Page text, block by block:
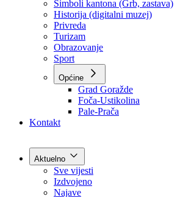
O kantonu
O kantonu
Simboli kantona (Grb, zastava)
Historija (digitalni muzej)
Privreda
Turizam
Obrazovanje
Sport
Općine
Kontakt
Aktuelno